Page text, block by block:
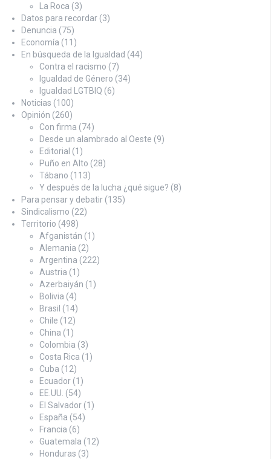
La Roca (3)
Datos para recordar (3)
Denuncia (75)
Economía (11)
En búsqueda de la Igualdad (44)
Contra el racismo (7)
Igualdad de Género (34)
Igualdad LGTBIQ (6)
Noticias (100)
Opinión (260)
Con firma (74)
Desde un alambrado al Oeste (9)
Editorial (1)
Puño en Alto (28)
Tábano (113)
Y después de la lucha ¿qué sigue? (8)
Para pensar y debatir (135)
Sindicalismo (22)
Territorio (498)
Afganistán (1)
Alemania (2)
Argentina (222)
Austria (1)
Azerbaiyán (1)
Bolivia (4)
Brasil (14)
Chile (12)
China (1)
Colombia (3)
Costa Rica (1)
Cuba (12)
Ecuador (1)
EE.UU. (54)
El Salvador (1)
España (54)
Francia (6)
Guatemala (12)
Honduras (3)